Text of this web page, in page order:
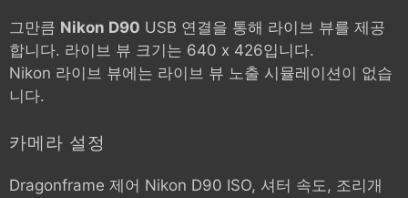
그만큼 Nikon D90 USB 연결을 통해 라이브 뷰를 제공
합니다. 라이브 뷰 크기는 640 x 426입니다.
Nikon 라이브 뷰에는 라이브 뷰 노출 시뮬레이션이 없습
니다.
카메라 설정
Dragonframe 제어 Nikon D90 ISO, 셔터 속도, 조리개